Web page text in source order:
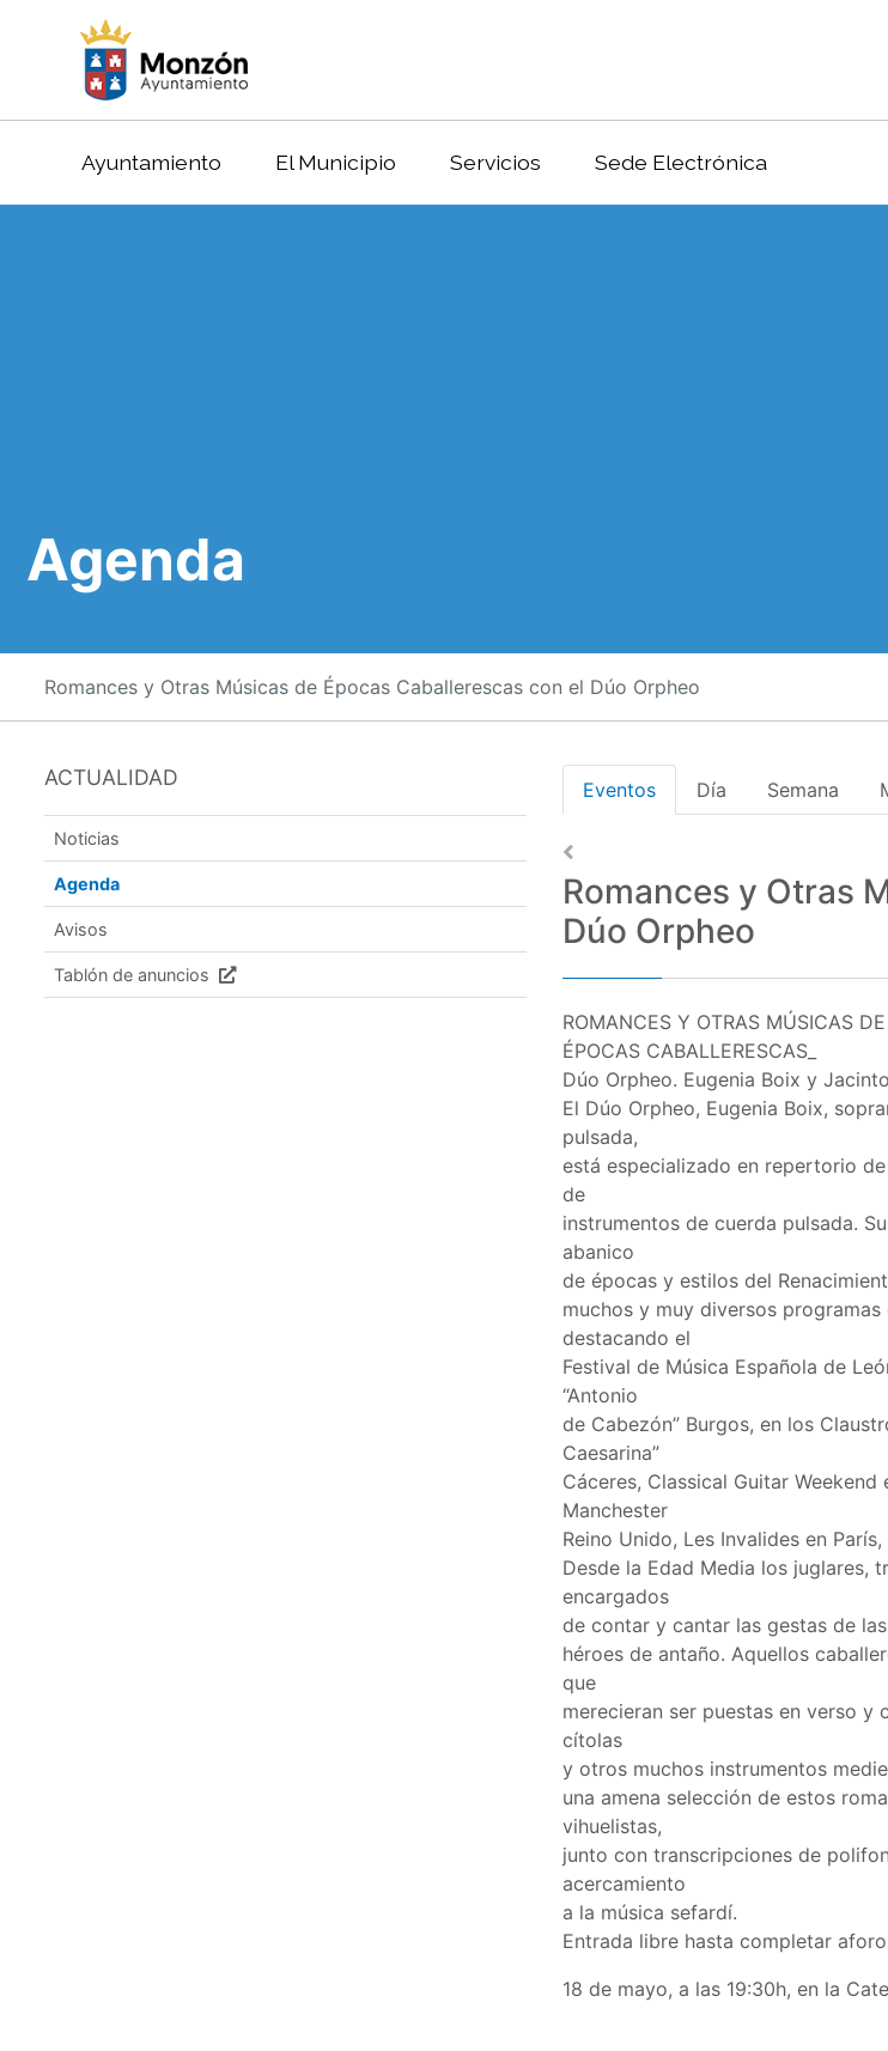
Ayuntamiento El Municipio Servicios Sede Electrónica
Agenda
Romances y Otras Músicas de Épocas Caballerescas con el Dúo Orpheo
ACTUALIDAD
Noticias
Agenda
Avisos
Tablón de anuncios
Eventos Día Semana
Romances y Otras
Dúo Orpheo
ROMANCES Y OTRAS MÚSICAS DE
ÉPOCAS CABALLERESCAS_
Dúo Orpheo. Eugenia Boix y
El Dúo Orpheo, Eugenia Boix,
pulsada,
está especializado en repertorio
de
instrumentos de cuerda pulsada.
abanico
de épocas y estilos del
muchos y muy diversos
destacando el
Festival de Música Española de
“Antonio
de Cabezón” Burgos, en los
Caesarina”
Cáceres, Classical Guitar
Manchester
Reino Unido, Les Invalides en
Desde la Edad Media los juglares,
encargados
de contar y cantar las gestas de
héroes de antaño. Aquellos
que
merecieran ser puestas en verso y
cítolas
y otros muchos instrumentos
una amena selección de estos
vihuelistas,
junto con transcripciones de
acercamiento
a la música sefardí.
Entrada libre hasta completar
18 de mayo, a las 19:30h, en la